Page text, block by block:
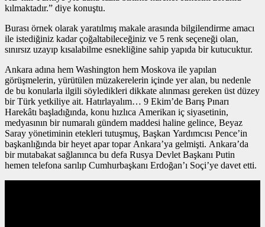
kılmaktadır.” diye konuştu.
Burası örnek olarak yaratılmış makale arasında bilgilendirme amacı
ile istediğiniz kadar çoğaltabileceğiniz ve 5 renk seçeneği olan,
sınırsız uzayıp kısalabilme esnekliğine sahip yapıda bir kutucuktur.
Ankara adına hem Washington hem Moskova ile yapılan
görüşmelerin, yürütülen müzakerelerin içinde yer alan, bu nedenle
de bu konularla ilgili söyledikleri dikkate alınması gereken üst düzey
bir Türk yetkiliye ait. Hatırlayalım… 9 Ekim’de Barış Pınarı
Harekâtı başladığında, konu hızlıca Amerikan iç siyasetinin,
medyasının bir numaralı gündem maddesi haline gelince, Beyaz
Saray yönetiminin etekleri tutuşmuş, Başkan Yardımcısı Pence’in
başkanlığında bir heyet apar topar Ankara’ya gelmişti. Ankara’da
bir mutabakat sağlanınca bu defa Rusya Devlet Başkanı Putin
hemen telefona sarılıp Cumhurbaşkanı Erdoğan’ı Soçi’ye davet etti.